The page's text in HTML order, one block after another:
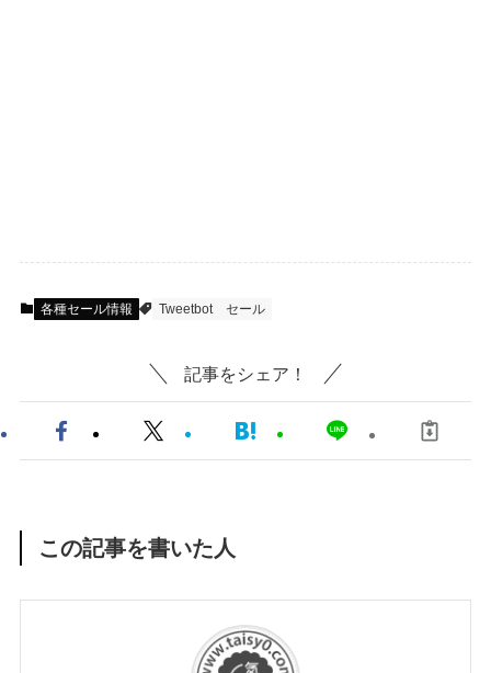
各種セール情報 Tweetbot セール
記事をシェア！
この記事を書いた人